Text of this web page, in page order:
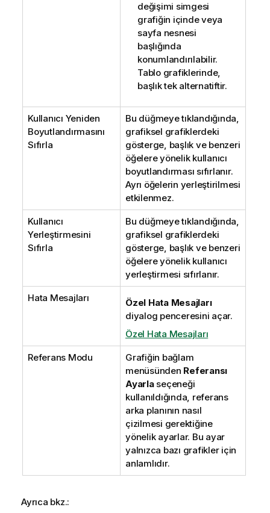
değişimi simgesi
grafiğin içinde veya
sayfa nesnesi
başlığında
konumlandırılabilir.
Tablo grafiklerinde,
başlık tek alternatiftir.
Kullanıcı Yeniden
Boyutlandırmasını
Sıfırla
Bu düğmeye tıklandığında,
grafiksel grafiklerdeki
gösterge, başlık ve benzeri
öğelere yönelik kullanıcı
boyutlandırması sıfırlanır.
Ayrı öğelerin yerleştirilmesi
etkilenmez.
Kullanıcı
Yerleştirmesini
Sıfırla
Bu düğmeye tıklandığında,
grafiksel grafiklerdeki
gösterge, başlık ve benzeri
öğelere yönelik kullanıcı
yerleştirmesi sıfırlanır.
Hata Mesajları
Özel Hata Mesajları
diyalog penceresini açar.
Özel Hata Mesajları
Referans Modu
Grafiğin bağlam
menüsünden Referansı
Ayarlaseçeneği
kullanıldığında, referans
arka planının nasıl
çizilmesi gerektiğine
yönelik ayarlar. Bu ayar
yalnızca bazı grafikler için
anlamlıdır.
Ayrıca bkz.: